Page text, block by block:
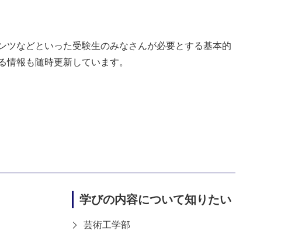
ツなどといった受験生のみなさんが必要とする基本的
報も随時更新しています。
学びの内容について知りたい
芸術工学部